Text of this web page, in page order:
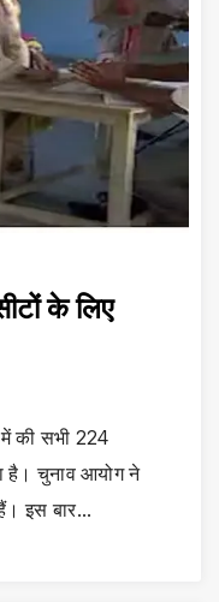
में की सभी 224
है। चुनाव आयोग ने
इस बार…